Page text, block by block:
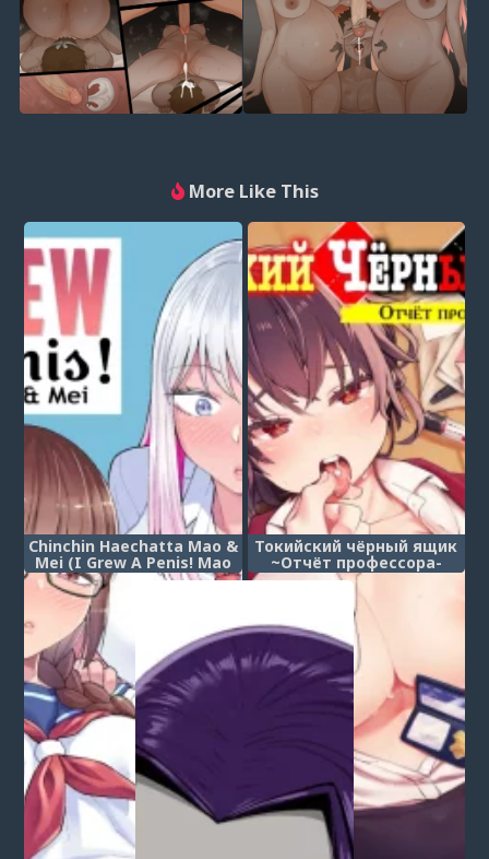
More Like This
Chinchin Haechatta Mao &
Mei (I Grew A Penis! Mao
& Mei) (У меня вырос
пенис!)
Токийский чёрный ящик
~Отчёт профессора-
садиста~ - Глава 2
Kyoujyu no Nanjiken
Report~)